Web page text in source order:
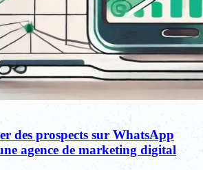
des prospects sur WhatsApp
agence de marketing digital